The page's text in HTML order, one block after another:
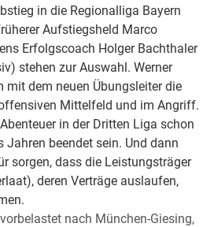
in die Regionalliga Bayern
Aufstiegsheld Marco
Erfolgscoach Holger Bachthaler
stehen zur Auswahl. Werner
mit dem neuen Übungsleiter die
Mittelfeld und im Angriff.
in der Dritten Liga schon
Jahren beendet sein. Und dann
sorgen, dass die Leistungsträger
deren Verträge auslaufen,
nach München-Giesing,